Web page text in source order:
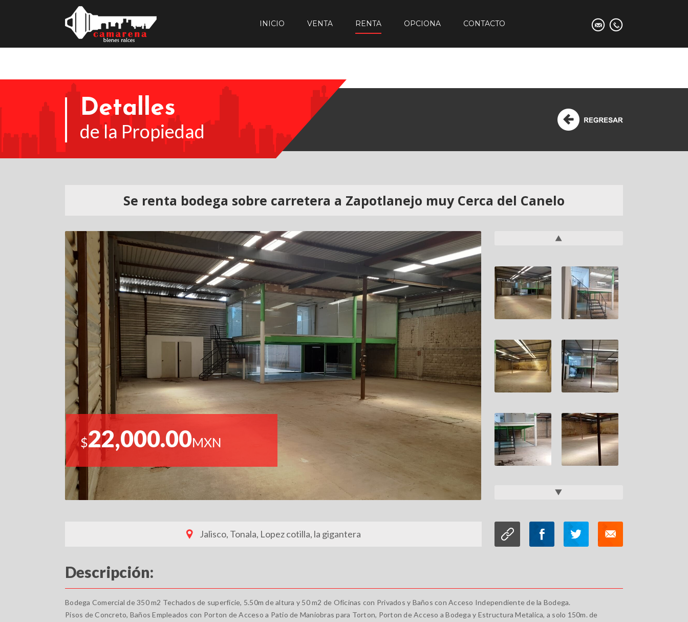
INICIO VENTA RENTA OPCIONA CONTACTO
Detalles
de la Propiedad
Se renta bodega sobre carretera a Zapotlanejo muy Cerca del Canelo
$22,000.00MXN
Jalisco, Tonala, Lopez cotilla, la gigantera
Descripción:
Bodega Comercial de 350 m2 Techados de superficie, 5.50m de altura y 50 m2 de Oficinas con Privados y Baños con Acceso Independiente de la Bodega.
Pisos de Concreto, Baños Empleados con Porton de Acceso a Patio de Maniobras para Torton, Porton de Acceso a Bodega y Estructura Metalica, a solo 150m. de